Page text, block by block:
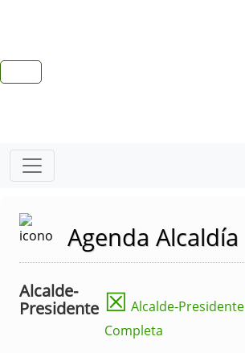
Agenda Alcaldía
Alcalde-
Presidente ☒ Alcalde-Presidente
Completa